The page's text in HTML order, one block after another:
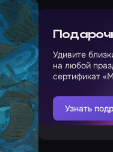
Удивите
на любой
сертификат
Узнать